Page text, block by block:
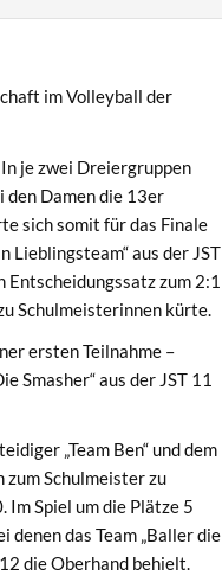
im Volleyball der
je zwei Dreiergruppen
Damen die 13er
sich somit für das Finale
Lieblingsteam“ aus der JST
zum 2:1
Schulmeisterinnen kürte.
ersten Teilnahme –
Smasher“ aus der JST 11
„Team Ben“ und dem
zum Schulmeister zu
Im Spiel um die Plätze 5
denen das Team „Baller die
die Oberhand behielt.